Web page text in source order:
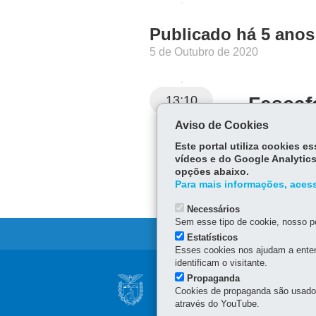
Publicado há 5 anos
5 de Outubro de 2020
13:10
Navegação
principal
SECRETARIA DA
Rua dos Funcionários,
Aviso de Cookies
Este portal utiliza cookies
vídeos e do Google
opções abaixo.
Para mais informações,
Necessários
Sem esse tipo de cookie, nosso
Estatísticos
Esses cookies nos ajudam a
identificam o visitante.
Propaganda
Cookies de propaganda são
através do YouTube.